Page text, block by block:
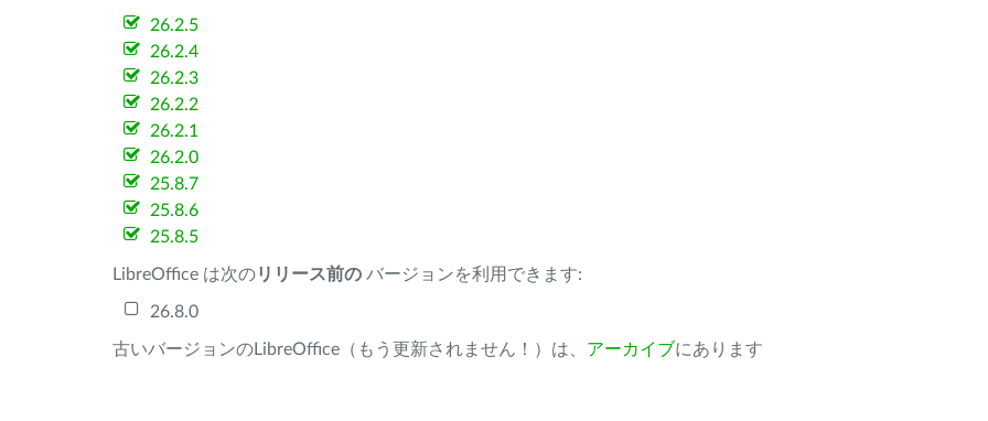
26.2.5
26.2.4
26.2.3
26.2.2
26.2.1
26.2.0
25.8.7
25.8.6
25.8.5
LibreOffice は次のリリース前の バージョンを利用できます:
26.8.0
古いバージョンのLibreOffice（もう更新されません！）は、 アーカイブにあります